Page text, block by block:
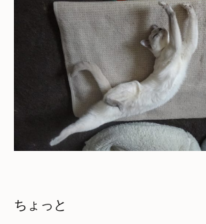
ちょっと